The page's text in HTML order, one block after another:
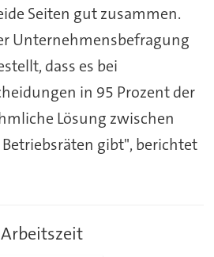
Seiten gut zusammen.
Unternehmensbefragung
dass es bei
in 95 Prozent der
Lösung zwischen
gibt", berichtet